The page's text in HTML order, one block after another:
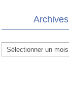
Archives
Archives